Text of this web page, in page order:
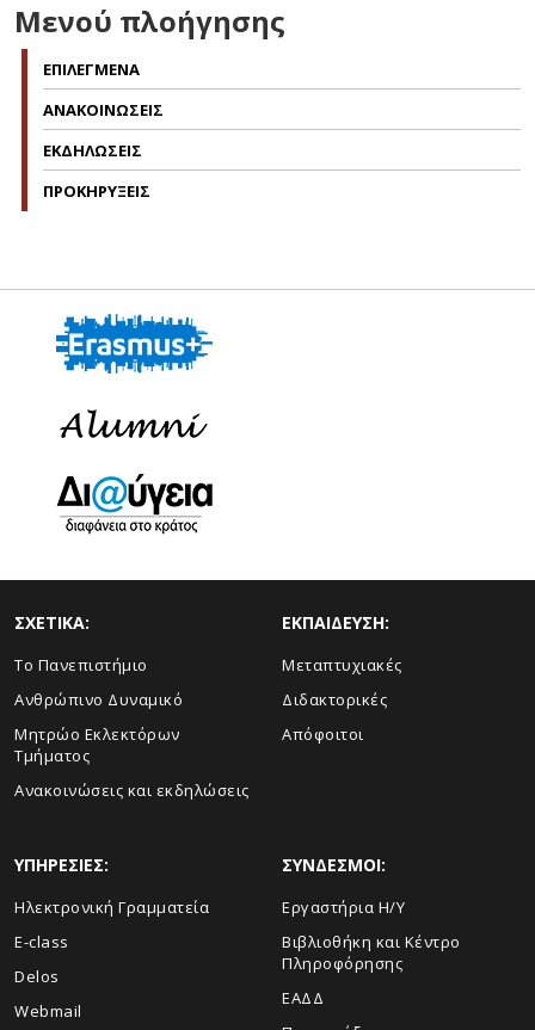
Μενού πλοήγησης
ΕΠΙΛΕΓΜΕΝΑ
ΑΝΑΚΟΙΝΩΣΕΙΣ
ΕΚΔΗΛΩΣΕΙΣ
ΠΡΟΚΗΡΥΞΕΙΣ
ΣΧΕΤΙΚΑ:
Το Πανεπιστήμιο
Ανθρώπινο Δυναμικό
Μητρώο Εκλεκτόρων
Τμήματος
Ανακοινώσεις και εκδηλώσεις
ΕΚΠΑΙΔΕΥΣΗ:
Μεταπτυχιακές
Διδακτορικές
Απόφοιτοι
ΥΠΗΡΕΣΙΕΣ:
Ηλεκτρονική Γραμματεία
E-class
Delos
Webmail
ΣΥΝΔΕΣΜΟΙ:
Εργαστήρια Η/Υ
Βιβλιοθήκη και Κέντρο
Πληροφόρησης
ΕΑΔΔ